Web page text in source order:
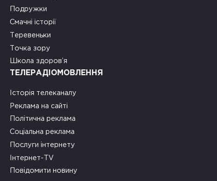
Подружки
Смачні історії
Теревеньки
Точка зору
Школа здоров’я
ТЕЛЕРАДІОМОВЛЕННЯ
Історія телеканалу
Реклама на сайті
Політична реклама
Соціальна реклама
Послуги інтернету
Інтернет-TV
Повідомити новину